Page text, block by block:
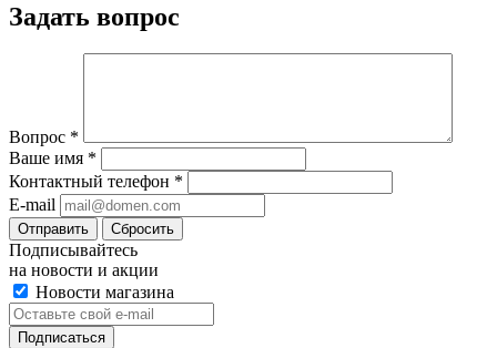
Задать вопрос
Вопрос *
Ваше имя *
Контактный телефон *
E-mail
Отправить Сбросить
Подписывайтесь
на новости и акции
Новости магазина